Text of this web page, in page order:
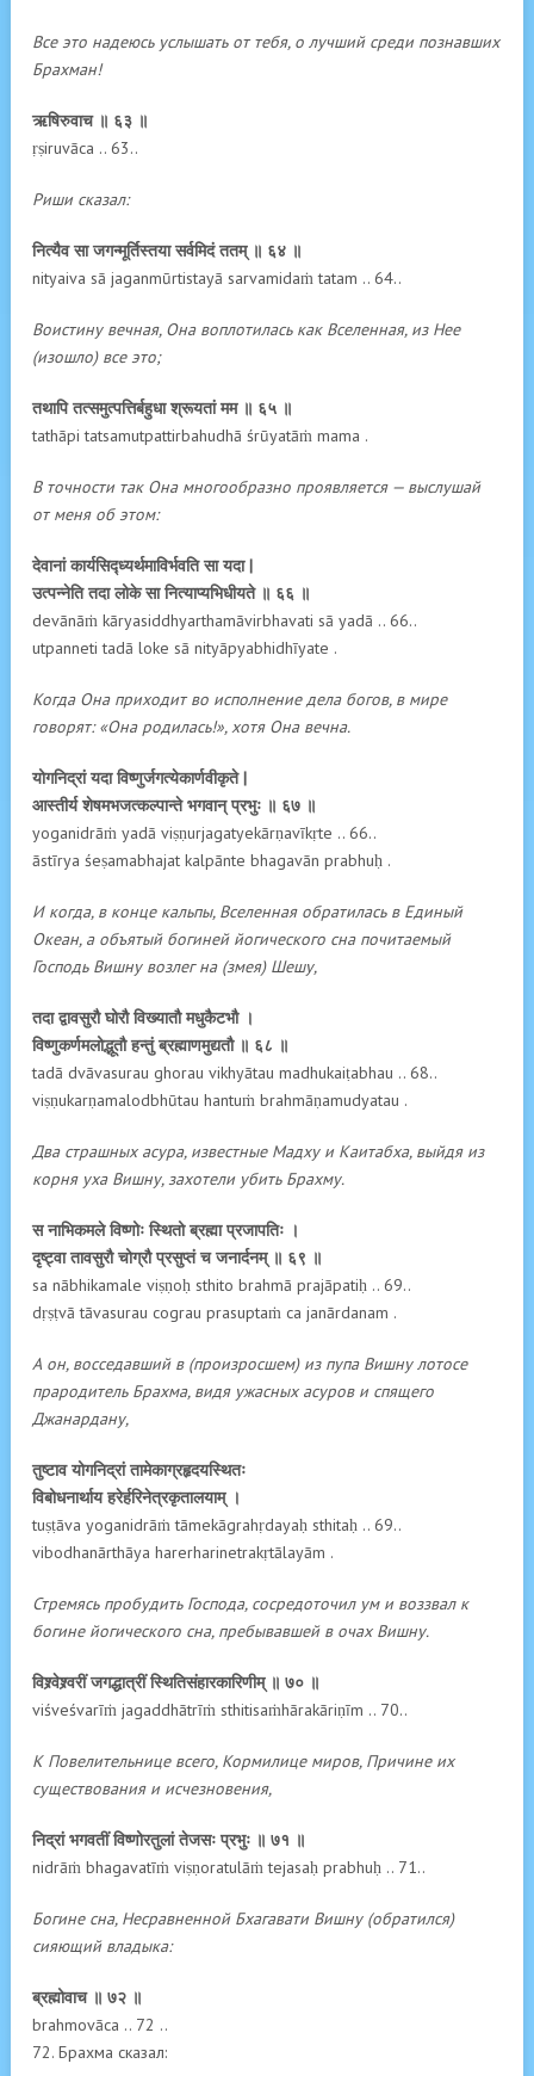
Все это надеюсь услышать от тебя, о лучший среди познавших
Брахман!
ऋषिरुवाच ॥ ६३ ॥
ṛṣiruvāca .. 63..
Риши сказал:
नित्यैव सा जगन्मूर्तिस्तया सर्वमिदं ततम् ॥ ६४ ॥
nityaiva sā jaganmūrtistayā sarvamidaṁ tatam .. 64..
Воистину вечная, Она воплотилась как Вселенная, из Нее
(изошло) все это;
तथापि तत्समुत्पत्तिर्बहुधा श्रूयतां मम ॥ ६५ ॥
tathāpi tatsamutpattirbahudhā śrūyatāṁ mama .
В точности так Она многообразно проявляется — выслушай
от меня об этом:
देवानां कार्यसिद्ध्यर्थमाविर्भवति सा यदा |
उत्पन्नेति तदा लोके सा नित्याप्यभिधीयते ॥ ६६ ॥
devānāṁ kāryasiddhyarthamāvirbhavati sā yadā .. 66..
utpanneti tadā loke sā nityāpyabhidhīyate .
Когда Она приходит во исполнение дела богов, в мире
говорят: «Она родилась!», хотя Она вечна.
योगनिद्रां यदा विष्णुर्जगत्येकार्णवीकृते |
आस्तीर्य शेषमभजत्कल्पान्ते भगवान् प्रभुः ॥ ६७ ॥
yoganidrāṁ yadā viṣṇurjagatyekārṇavīkṛte .. 66..
āstīrya śeṣamabhajat kalpānte bhagavān prabhuḥ .
И когда, в конце кальпы, Вселенная обратилась в Единый
Океан, а объятый богиней йогического сна почитаемый
Господь Вишну возлег на (змея) Шешу,
तदा द्वावसुरौ घोरौ विख्यातौ मधुकैटभौ ।
विष्णुकर्णमलोद्भूतौ हन्तुं ब्रह्माणमुद्यतौ ॥ ६८ ॥
tadā dvāvasurau ghorau vikhyātau madhukaiṭabhau .. 68..
viṣṇukarṇamalodbhūtau hantuṁ brahmāṇamudyatau .
Два страшных асура, известные Мадху и Каитабха, выйдя из
корня уха Вишну, захотели убить Брахму.
स नाभिकमले विष्णोः स्थितो ब्रह्मा प्रजापतिः ।
दृष्ट्वा तावसुरौ चोग्रौ प्रसुप्तं च जनार्दनम् ॥ ६९ ॥
sa nābhikamale viṣṇoḥ sthito brahmā prajāpatiḥ .. 69..
dṛṣṭvā tāvasurau cograu prasuptaṁ ca janārdanam .
А он, восседавший в (произросшем) из пупа Вишну лотосе
прародитель Брахма, видя ужасных асуров и спящего
Джанардану,
तुष्टाव योगनिद्रां तामेकाग्रहृदयस्थितः
विबोधनार्थाय हरेर्हरिनेत्रकृतालयाम् ।
tuṣṭāva yoganidrāṁ tāmekāgrahṛdayaḥ sthitaḥ .. 69..
vibodhanārthāya harerharinetrakṛtālayām .
Стремясь пробудить Господа, сосредоточил ум и воззвал к
богине йогического сна, пребывавшей в очах Вишну.
विश्र्वेश्र्वरीं जगद्धात्रीं स्थितिसंहारकारिणीम् ॥ ७० ॥
viśveśvarīṁ jagaddhātrīṁ sthitisaṁhārakāriṇīm .. 70..
К Повелительнице всего, Кормилице миров, Причине их
существования и исчезновения,
निद्रां भगवतीं विष्णोरतुलां तेजसः प्रभुः ॥ ७१ ॥
nidrāṁ bhagavatīṁ viṣṇoratulāṁ tejasaḥ prabhuḥ .. 71..
Богине сна, Несравненной Бхагавати Вишну (обратился)
сияющий владыка:
ब्रह्मोवाच ॥ ७२ ॥
brahmovāca .. 72 ..
72. Брахма сказал: